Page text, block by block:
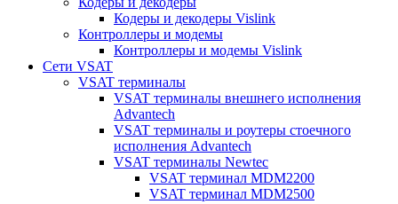
Кодеры и декодеры Vislink
Контроллеры и модемы
Контроллеры и модемы Vislink
Сети VSAT
VSAT терминалы
VSAT терминалы внешнего исполнения
Advantech
VSAT терминалы и роутеры стоечного
исполнения Advantech
VSAT терминалы Newtec
VSAT терминал MDM2200
VSAT терминал MDM2500